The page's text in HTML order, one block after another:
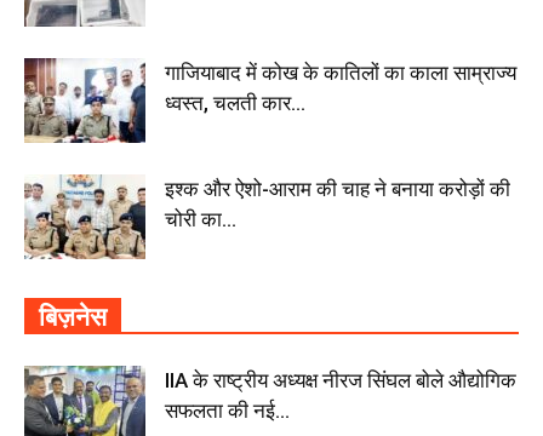
गाजियाबाद में कोख के कातिलों का काला साम्राज्य
ध्वस्त, चलती कार...
इश्क और ऐशो-आराम की चाह ने बनाया करोड़ों की
चोरी का...
बिज़नेस
IIA के राष्ट्रीय अध्यक्ष नीरज सिंघल बोले औद्योगिक
सफलता की नई...